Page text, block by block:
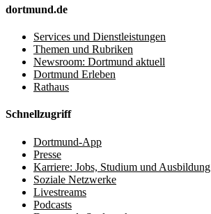
dortmund.de
Services und Dienstleistungen
Themen und Rubriken
Newsroom: Dortmund aktuell
Dortmund Erleben
Rathaus
Schnellzugriff
Dortmund-App
Presse
Karriere: Jobs, Studium und Ausbildung
Soziale Netzwerke
Livestreams
Podcasts